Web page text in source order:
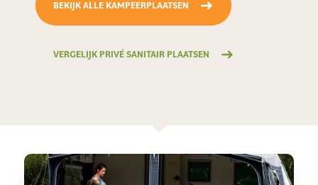
BEKIJK ALLE KAMPEERPLAATSEN
VERGELIJK PRIVÉ SANITAIR PLAATSEN